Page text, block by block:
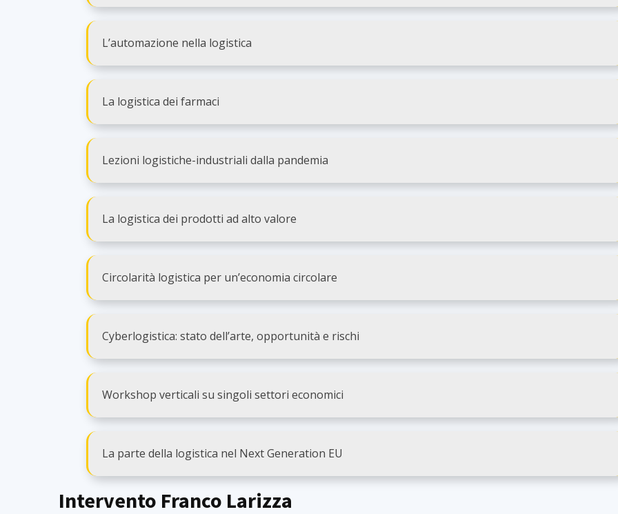
L’automazione nella logistica
La logistica dei farmaci
Lezioni logistiche-industriali dalla pandemia
La logistica dei prodotti ad alto valore
Circolarità logistica per un’economia circolare
Cyberlogistica: stato dell’arte, opportunità e rischi
Workshop verticali su singoli settori economici
La parte della logistica nel Next Generation EU
Intervento Franco Larizza